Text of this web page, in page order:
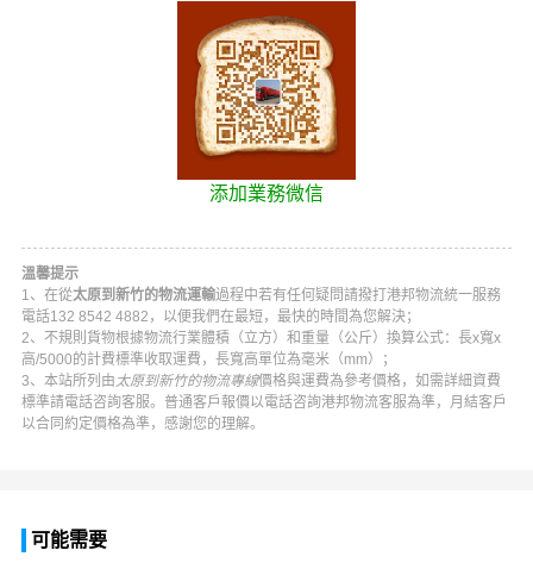
添加業務微信
溫馨提示
1、在從太原到新竹的物流運輸過程中若有任何疑問請撥打港邦物流統一服務
電話132 8542 4882 ，以便我們在最短，最快的時間為您解決；
2、不規則貨物根據物流行業體積（立方）和重量（公斤）換算公式：長x寬x
高/5000的計費標準收取運費，長寬高單位為毫米（mm）；
3、本站所列由 太原到新竹的物流專線價格與運費為參考價格，如需詳細資費
標準請電話咨詢客服。普通客戶報價以電話咨詢港邦物流客服為準，月結客戶
以合同約定價格為準，感謝您的理解。
可能需要